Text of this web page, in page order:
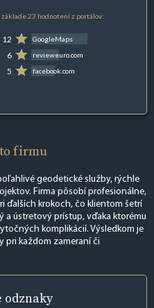
základe 23 hodnotení z portálov:
12 GoogleMaps
6 revieweuro.com
5 facebook.com
firmu
geodetické služby, rýchle
Firma pôsobí profesionálne,
ďalších krokoch, čo klientom šetrí
a ústretový prístup, vďaka ktorému
komplikácií. Výsledkom je
pri každom zameraní či
odznaky